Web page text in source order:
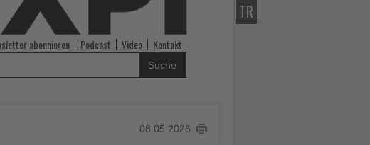
TR
abonnieren Podcast Video Kontakt
Suche
08.05.2026